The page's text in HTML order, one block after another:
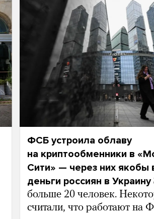
ФСБ устроила облаву
на криптообменники в
Сити» — через них якобы
деньги россиян в Украину
больше 20 человек.
считали, что работают на